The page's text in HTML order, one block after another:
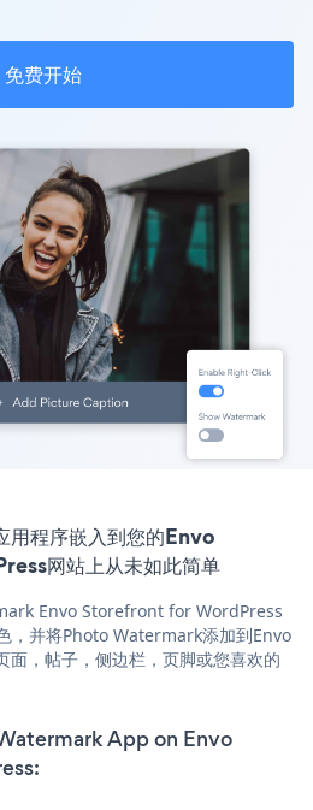
免费开始
程序嵌入到您的Envo
网站上从未如此简单
Envo Storefront for WordPress
，并将Photo Watermark添加到Envo
，帖子，侧边栏，页脚或您喜欢的
App on Envo